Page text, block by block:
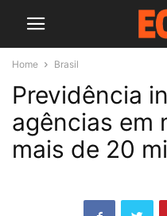
Home Brasil
Previdência
agências em
mais de 20